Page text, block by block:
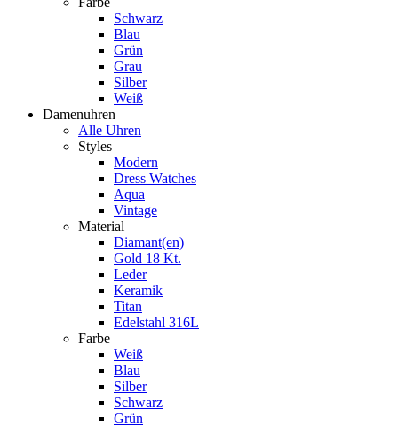
Schwarz
Blau
Grün
Grau
Silber
Weiß
Damenuhren
Alle Uhren
Styles
Modern
Dress Watches
Aqua
Vintage
Material
Diamant(en)
Gold 18 Kt.
Leder
Keramik
Titan
Edelstahl 316L
Farbe
Weiß
Blau
Silber
Schwarz
Grün